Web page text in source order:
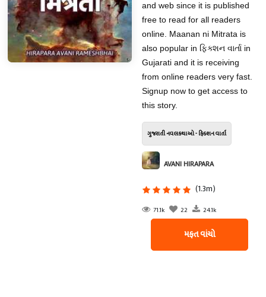
and web since it is published
free to read for all readers
online. Maanan ni Mitrata is
also popular in ફિક્શન વાર્તા in
Gujarati and it is receiving
from online readers very fast.
Signup now to get access to
this story.
ગુજરાતી નવલકથાઓ - ફિક્શન વાર્તા
AVANI HIRAPARA
(1.3m)
71.1k 22 24.1k
મફત વાંચો